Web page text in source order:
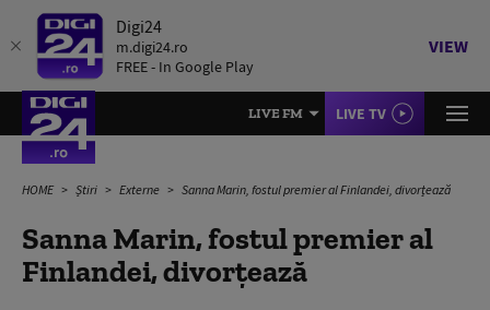
Digi24
m.digi24.ro
FREE - In Google Play
VIEW
LIVE FM LIVE TV
HOME Știri Externe Sanna Marin, fostul premier al Finlandei, divorțează
Sanna Marin, fostul premier al
Finlandei, divorțează